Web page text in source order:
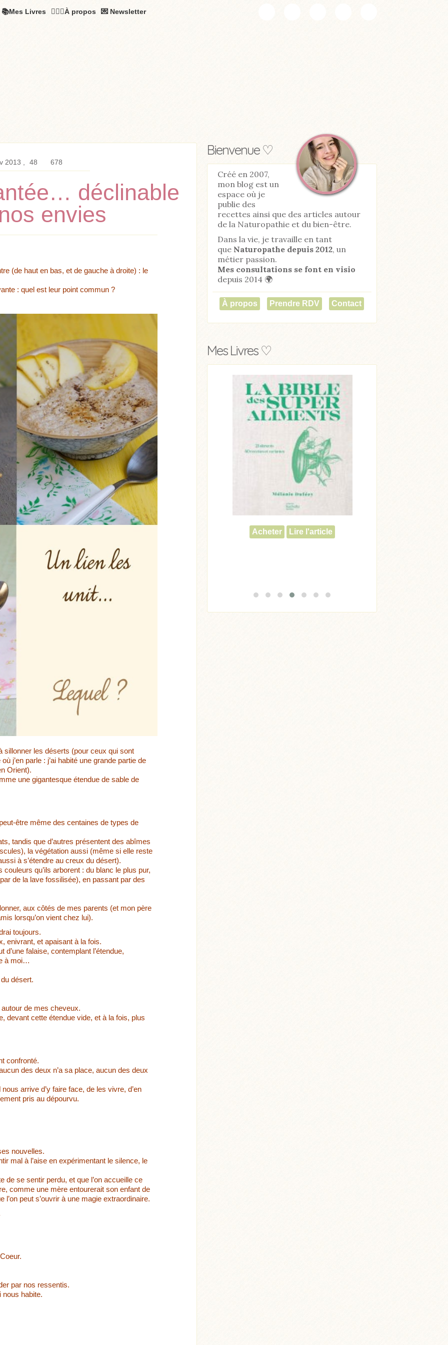
📚Mes Livres 🧚🏻‍♂️À propos 💌 Newsletter
2013 48 678
déclinable
envies
(de haut en bas, et de gauche à droite) : le
: quel est leur point commun ?
sillonner les déserts (pour ceux qui sont
j’en parle : j’ai habité une grande partie de
Orient).
une gigantesque étendue de sable de
être même des centaines de types de
tandis que d’autres présentent des abîmes
la végétation aussi (même si elle reste
à s’étendre au creux du désert).
qu’ils arborent : du blanc le plus pur,
de la lave fossilisée), en passant par des
aux côtés de mes parents (et mon père
lorsqu’on vient chez lui).
toujours.
enivrant, et apaisant à la fois.
falaise, contemplant l’étendue,
à moi…
désert.
autour de mes cheveux.
devant cette étendue vide, et à la fois, plus
confronté.
des deux n’a sa place, aucun des deux
arrive d’y faire face, de les vivre, d’en
pris au dépourvu.
nouvelles.
mal à l’aise en expérimentant le silence, le
de se sentir perdu, et que l’on accueille ce
comme une mère entourerait son enfant de
l’on peut s’ouvrir à une magie extraordinaire.
par nos ressentis.
nous habite.
Bienvenue ♡
Créé en 2007,
mon blog est un
espace où je
publie des
recettes ainsi que des articles autour
de la Naturopathie et du bien-être.
Dans la vie, je travaille en tant
que Naturopathe depuis 2012, un
métier passion.
Mes consultations se font en visio
depuis 2014 🌍
À propos Prendre RDV Contact
Mes Livres ♡
Acheter Lire l'article